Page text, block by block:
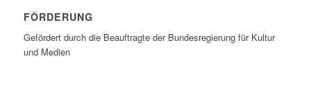
FÖRDERUNG
Gefördert durch die Beauftragte der Bundesregierung für Kultur
und Medien